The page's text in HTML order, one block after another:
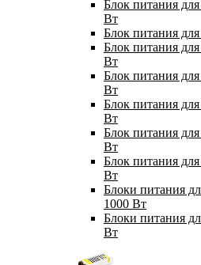
Блок питания
Вт
Блок питания
Блок питания
Вт
Блок питания
Вт
Блок питания
Вт
Блок питания
Вт
Блок питания
Вт
Блоки питания
1000 Вт
Блоки питания
Вт